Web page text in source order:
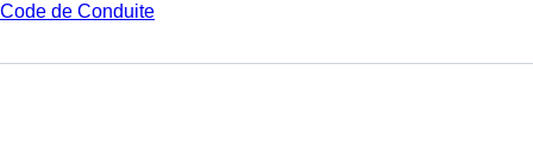
Code de Conduite